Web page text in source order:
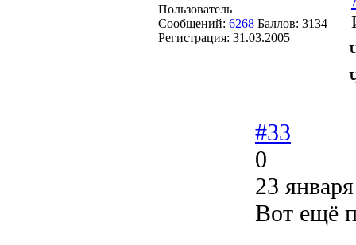
Пользователь
Сообщений: 6268 Баллов: 3134
Регистрация: 31.03.2005
#33
0
23
Вот ещё